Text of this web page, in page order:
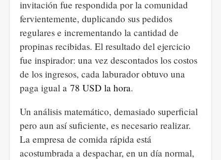
invitación fue respondida por la comunidad
fervientemente, duplicando sus pedidos
regulares e incrementando la cantidad de
propinas recibidas. El resultado del ejercicio
fue inspirador: una vez descontados los costos
de los ingresos, cada laburador obtuvo una
paga igual a 78 USD la hora.
Un análisis matemático, demasiado superficial
pero aun así suficiente, es necesario realizar.
La empresa de comida rápida está
acostumbrada a despachar, en un día normal,